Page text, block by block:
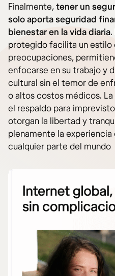
Finalmente,tener un
solo aporta seguridad
bienestar en la vida diaria
protegido facilita un estilo
preocupaciones,
enfocarse en su trabajo y
cultural sin el temor de
o altos costos médicos.
el respaldo para
otorgan la libertad y
plenamente la
cualquier parte del mundo